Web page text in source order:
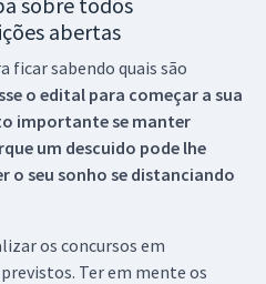
abertas
ficar sabendo quais são
o edital para começar a sua
importante se manter
um descuido pode lhe
o seu sonho se distanciando
os concursos em
Ter em mente os